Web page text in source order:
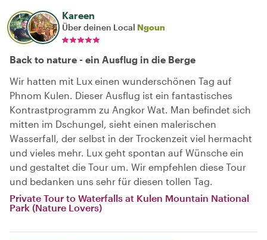
Kareen
Über deinen Local Ngoun
Back to nature - ein Ausflug in die Berge
Wir hatten mit Lux einen wunderschönen Tag auf
Phnom Kulen. Dieser Ausflug ist ein fantastisches
Kontrastprogramm zu Angkor Wat. Man befindet sich
mitten im Dschungel, sieht einen malerischen
Wasserfall, der selbst in der Trockenzeit viel hermacht
und vieles mehr. Lux geht spontan auf Wünsche ein
und gestaltet die Tour um. Wir empfehlen diese Tour
und bedanken uns sehr für diesen tollen Tag.
Private Tour to Waterfalls at Kulen Mountain National
Park (Nature Lovers)